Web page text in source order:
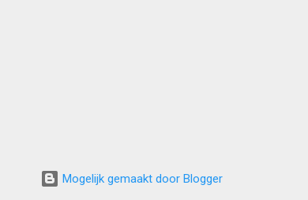
Mogelijk gemaakt door Blogger